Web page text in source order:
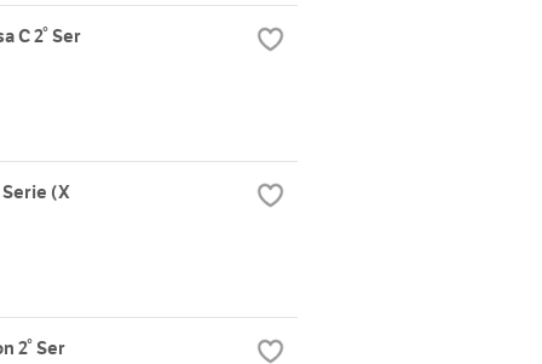
C 2° Ser
Serie (X
2° Ser